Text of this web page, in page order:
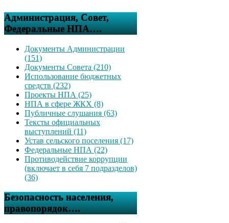
Администрация, Совет,
Федеральные НПА….
Документы Администрации
(151)
Документы Совета (210)
Использование бюджетных
средств (232)
Проекты НПА (25)
НПА в сфере ЖКХ (8)
Публичные слушания (63)
Тексты официальных
выступлений (11)
Устав сельского поселения (17)
Федеральные НПА (22)
Противодействие коррупции
(включает в себя 7 подразделов)
(36)
Безопасность населения,
правопорядок….